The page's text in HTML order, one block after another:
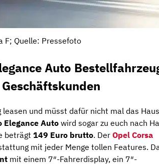
F; Quelle: Pressefoto
Auto
leasen und müsst dafür nicht mal das Haus
Elegance Auto wird sogar zu euch nach
beträgt 149 Euro brutto. Der Opel Corsa
mit jeder Menge tollen Features.
mit einem 7″-Fahrerdisplay, ein 7″-